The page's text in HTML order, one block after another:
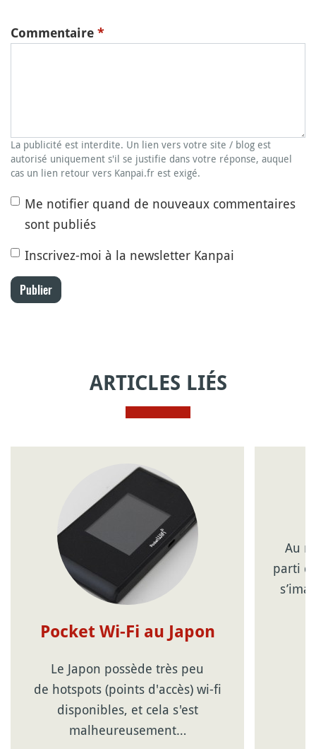
Commentaire *
La publicité est interdite. Un lien vers votre site / blog est
autorisé uniquement s'il se justifie dans votre réponse, auquel
cas un lien retour vers Kanpai.fr est exigé.
Me notifier quand de nouveaux commentaires
sont publiés
Inscrivez-moi à la newsletter Kanpai
Publier
ARTICLES LIÉS
Pocket Wi-Fi au Japon
Le Japon possède très peu
de hotspots (points d'accès) wi-fi
disponibles, et cela s'est
malheureusement…
Au
parti